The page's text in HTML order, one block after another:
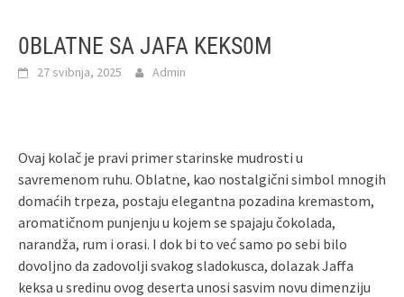
0BLATNE SA JAFA KEKS0M
27 svibnja, 2025 Admin
Ovaj kolač je pravi primer starinske mudrosti u
savremenom ruhu. Oblatne, kao nostalgični simbol mnogih
domaćih trpeza, postaju elegantna pozadina kremastom,
aromatičnom punjenju u kojem se spajaju čokolada,
narandža, rum i orasi. I dok bi to već samo po sebi bilo
dovoljno da zadovolji svakog sladokusca, dolazak Jaffa
keksa u sredinu ovog deserta unosi sasvim novu dimenziju